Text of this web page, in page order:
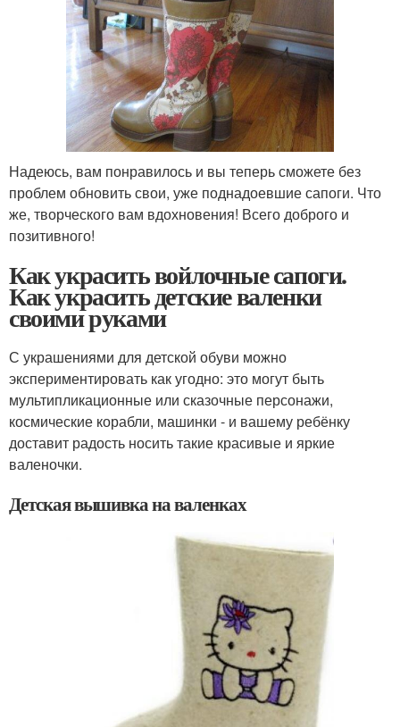
Надеюсь, вам понравилось и вы теперь сможете без
проблем обновить свои, уже поднадоевшие сапоги. Что
же, творческого вам вдохновения! Всего доброго и
позитивного!
Как украсить войлочные сапоги.
Как украсить детские валенки
своими руками
С украшениями для детской обуви можно
экспериментировать как угодно: это могут быть
мультипликационные или сказочные персонажи,
космические корабли, машинки - и вашему ребёнку
доставит радость носить такие красивые и яркие
валеночки.
Детская вышивка на валенках